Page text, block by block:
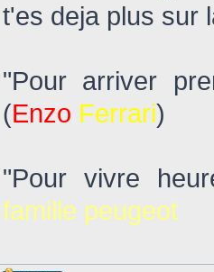
t'es deja plus sur
"Pour arriver
(Enzo Ferrari)
"Pour vivre
famille peugeot